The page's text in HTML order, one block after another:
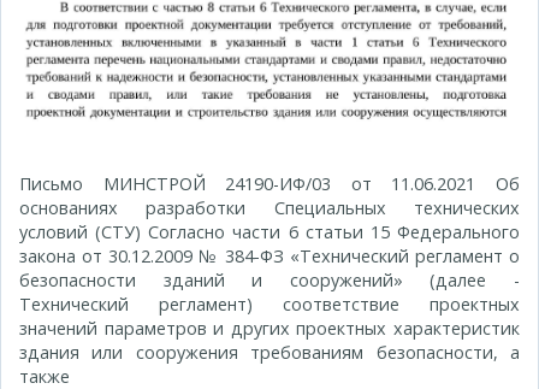
Письмо МИНСТРОЙ 24190-ИФ/03 от 11.06.2021 Об
основаниях разработки Специальных технических
условий (СТУ) Согласно части 6 статьи 15 Федерального
закона от 30.12.2009 № 384-ФЗ «Технический регламент о
безопасности зданий и сооружений» (далее -
Технический регламент) соответствие проектных
значений параметров и других проектных характеристик
здания или сооружения требованиям безопасности, а
также